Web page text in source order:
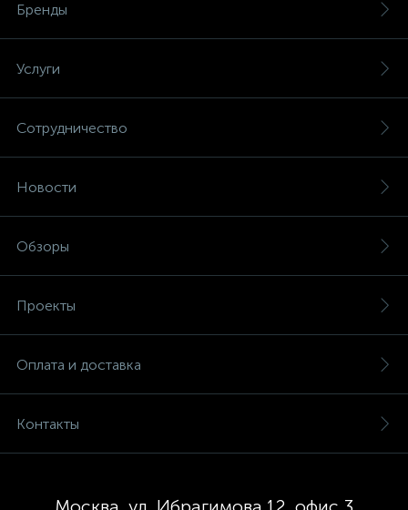
Бренды
Услуги
Сотрудничество
Новости
Обзоры
Проекты
Оплата и доставка
Контакты